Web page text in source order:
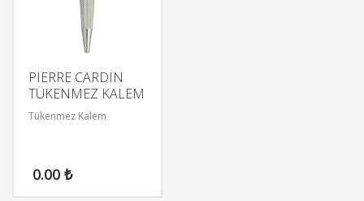
PIERRE CARDIN
TÜKENMEZ KALEM
Tükenmez Kalem
0.00 ₺